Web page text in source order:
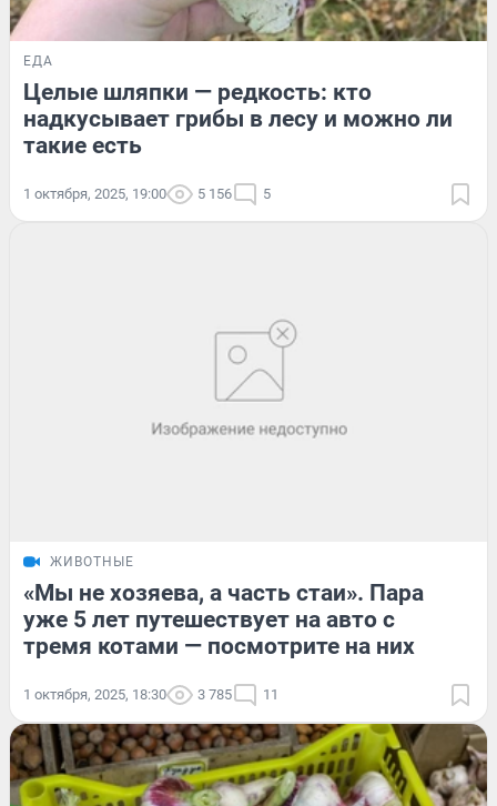
ЕДА
Целые шляпки — редкость: кто
надкусывает грибы в лесу и можно ли
такие есть
1 октября, 2025, 19:00 5 156 5
ЖИВОТНЫЕ
«Мы не хозяева, а часть стаи». Пара
уже 5 лет путешествует на авто с
тремя котами — посмотрите на них
1 октября, 2025, 18:30 3 785 11